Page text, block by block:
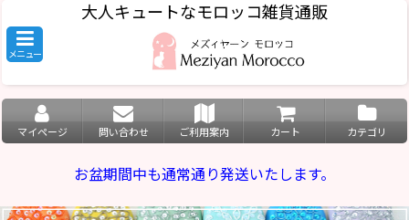
大人キュートなモロッコ雑貨通販
メニュー
マイページ 問い合わせ ご利用案内 カート カテゴリ
お盆期間中も通常通り発送いたします。